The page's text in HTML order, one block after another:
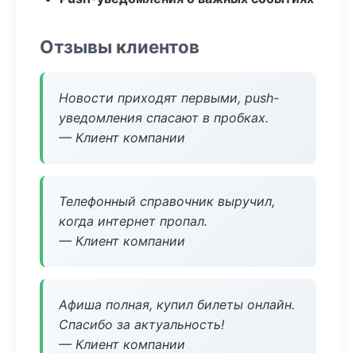
Отзывы клиентов
Новости приходят первыми, push-
уведомления спасают в пробках.
— Клиент компании
Телефонный справочник выручил,
когда интернет пропал.
— Клиент компании
Афиша полная, купил билеты онлайн.
Спасибо за актуальность!
— Клиент компании